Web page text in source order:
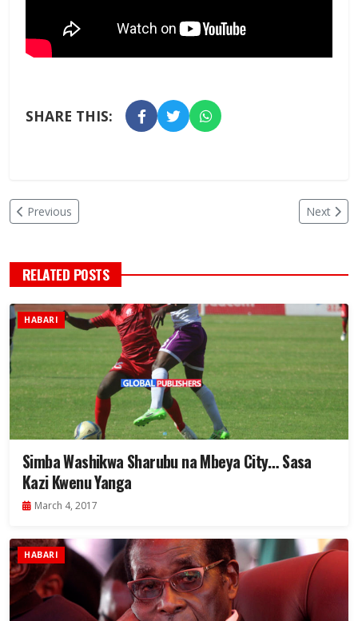
SHARE THIS:
Previous Next
RELATED POSTS
HABARI
Simba Washikwa Sharubu na Mbeya City… Sasa
Kazi Kwenu Yanga
March 4, 2017
HABARI